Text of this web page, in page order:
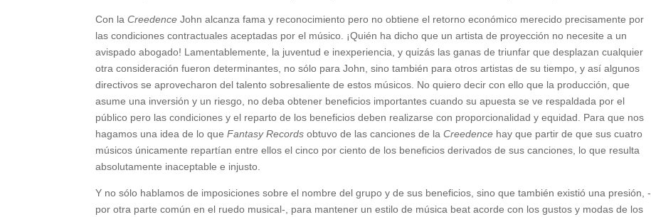
Con laCreedence John alcanza fama y reconocimiento pero no obtiene el retorno económico merecido precisamente por
las condiciones contractuales aceptadas por el músico. ¡Quién ha dicho que un artista de proyección no necesite a un
avispado abogado! Lamentablemente, la juventud e inexperiencia, y quizás las ganas de triunfar que desplazan cualquier
otra consideración fueron determinantes, no sólo para John, sino también para otros artistas de su tiempo, y así algunos
directivos se aprovecharon del talento sobresaliente de estos músicos. No quiero decir con ello que la producción, que
asume una inversión y un riesgo, no deba obtener beneficios importantes cuando su apuesta se ve respaldada por el
público pero las condiciones y el reparto de los beneficios deben realizarse con proporcionalidad y equidad. Para que nos
hagamos una idea de lo queFantasy Records obtuvo de las canciones de laCreedence hay que partir de que sus cuatro
músicos únicamente repartían entre ellos el cinco por ciento de los beneficios derivados de sus canciones, lo que resulta
absolutamente inaceptable e injusto.
Y no sólo hablamos de imposiciones sobre el nombre del grupo y de sus beneficios, sino que también existió una presión, -
por otra parte común en el ruedo musical-, para mantener un estilo de música beat acorde con los gustos y modas de los